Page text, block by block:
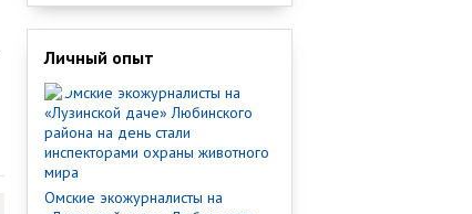
Личный опыт
Омские экожурналисты на